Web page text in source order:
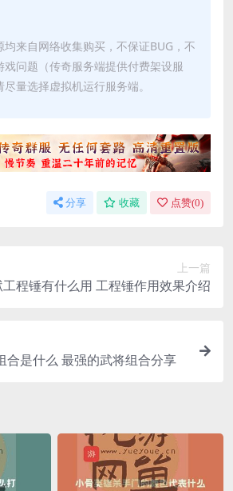
来自网络收集购买，不保证BUG，不
问题（传奇服务端提供付费架设服
量选择虚拟机运行服务端。
分享 收藏 点赞(0)
上一篇
工程锤有什么用 工程锤作用效果介绍
三国群英传8最强组合是什么 最强的武将组合分享